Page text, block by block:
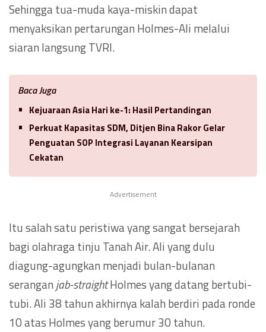
Sehingga tua-muda kaya-miskin dapat
menyaksikan pertarungan Holmes-Ali melalui
siaran langsung TVRI.
Baca Juga
Kejuaraan Asia Hari ke-1: Hasil Pertandingan
Perkuat Kapasitas SDM, Ditjen Bina Rakor Gelar
Penguatan SOP Integrasi Layanan Kearsipan
Cekatan
Advertisement
Itu salah satu peristiwa yang sangat bersejarah
bagi olahraga tinju Tanah Air. Ali yang dulu
diagung-agungkan menjadi bulan-bulanan
seranganjab-straightHolmes yang datang bertubi-
tubi. Ali 38 tahun akhirnya kalah berdiri pada ronde
10 atas Holmes yang berumur 30 tahun.